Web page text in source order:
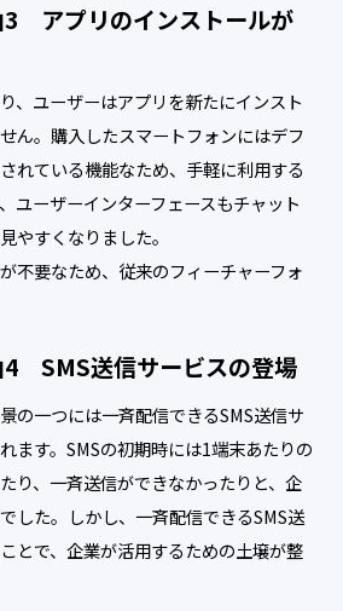
3 アプリのインストールが
、ユーザーはアプリを新たにインスト
ん。購入したスマートフォンにはデフ
れている機能なため、手軽に利用する
ユーザーインターフェースもチャット
やすくなりました。
不要なため、従来のフィーチャーフォ
4 SMS送信サービスの登場
の一つには一斉配信できるSMS送信サ
ます。SMSの初期時には1端末あたりの
り、一斉送信ができなかったりと、企
した。しかし、一斉配信できるSMS送
とで、企業が活用するための土壌が整